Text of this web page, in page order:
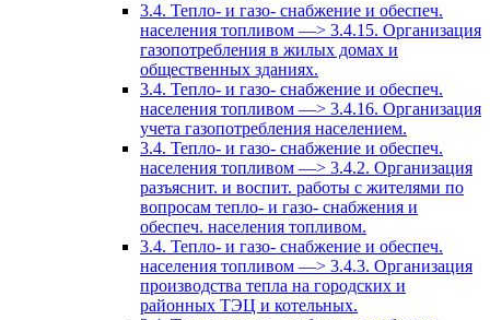
3.4. Тепло- и газо- снабжение и обеспеч.
населения топливом —> 3.4.15. Организация
газопотребления в жилых домах и
общественных зданиях.
3.4. Тепло- и газо- снабжение и обеспеч.
населения топливом —> 3.4.16. Организация
учета газопотребления населением.
3.4. Тепло- и газо- снабжение и обеспеч.
населения топливом —> 3.4.2. Организация
разъяснит. и воспит. работы с жителями по
вопросам тепло- и газо- снабжения и
обеспеч. населения топливом.
3.4. Тепло- и газо- снабжение и обеспеч.
населения топливом —> 3.4.3. Организация
производства тепла на городских и
районных ТЭЦ и котельных.